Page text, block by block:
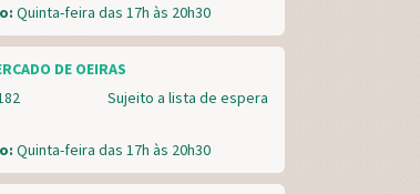
Quinta-feira das 17h às 20h30
DE OEIRAS
Sujeito a lista de espera
Quinta-feira das 17h às 20h30